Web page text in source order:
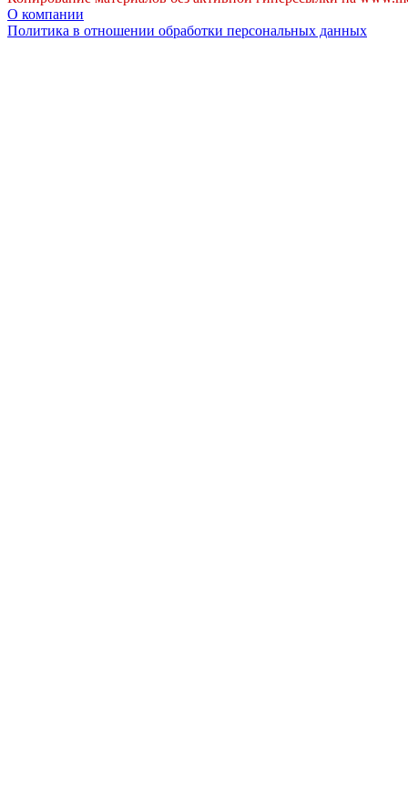
О компании
Политика в отношении обработки персональных данных